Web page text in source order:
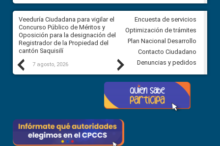
Previous
Veeduría Ciudadana para vigilar el
Concurso Público de Méritos y
Oposición para la designación del
Registrador de la Propiedad del
cantón Saquisilí
7 agosto, 2026
Veeduría Ciudadana para
construcción del asfaltado de
Ballenita del cantón Santa
7 agosto, 2026
Next
Encuesta de servicios
Optimización de trámites
Plan Nacional Desarrollo
Contacto Ciudadano
Denuncias y pedidos